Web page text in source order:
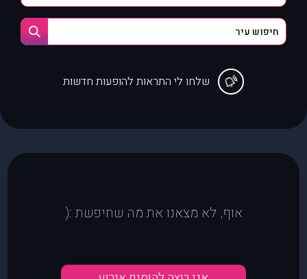
שלחו לי התראות להופעות חדשות
אוף, לא מצאנו את מה שחיפשת :(